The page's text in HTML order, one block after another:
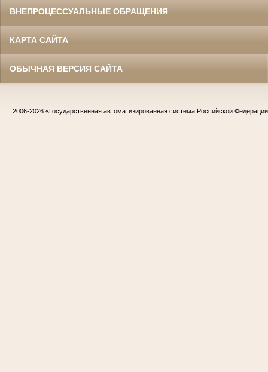
ВНЕПРОЦЕССУАЛЬНЫЕ ОБРАЩЕНИЯ
КАРТА САЙТА
ОБЫЧНАЯ ВЕРСИЯ САЙТА
2006-2026 «Государственная автоматизированная система Российской